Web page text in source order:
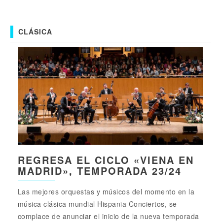
CLÁSICA
REGRESA EL CICLO «VIENA EN
MADRID», TEMPORADA 23/24
Las mejores orquestas y músicos del momento en la
música clásica mundial Hispania Conciertos, se
complace de anunciar el inicio de la nueva temporada